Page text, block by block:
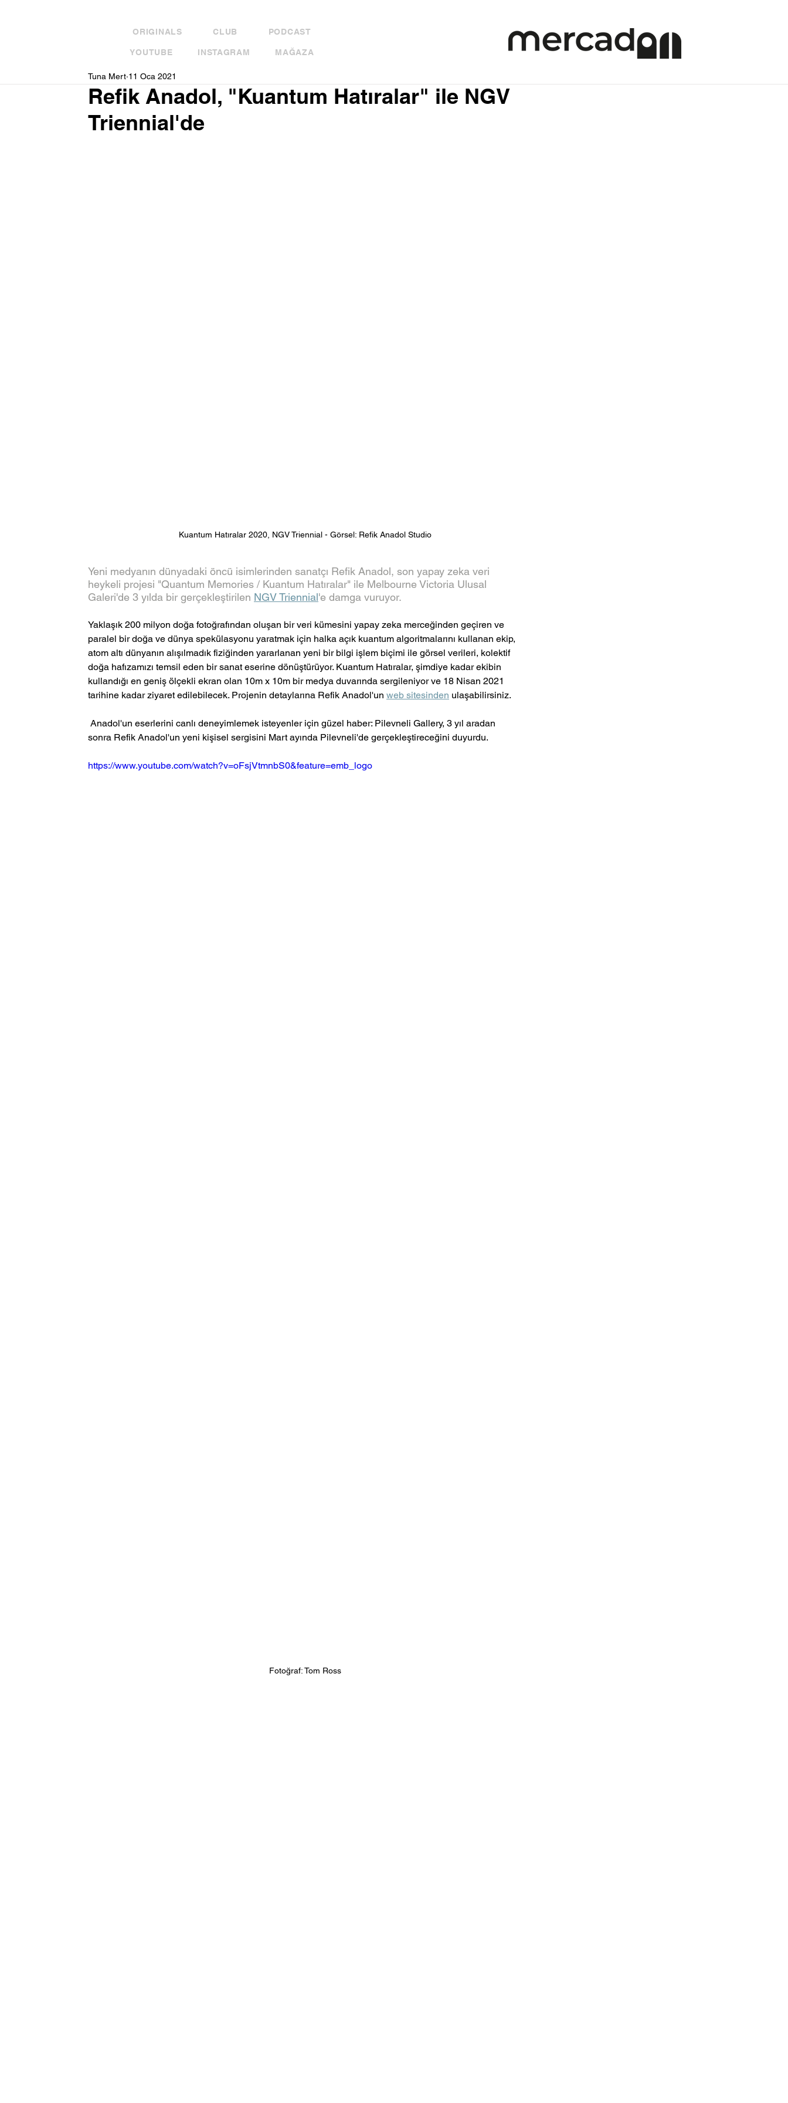
ORIGINALS CLUB PODCAST
YOUTUBE INSTAGRAM MAĞAZA
Refik Anadol, "Kuantum Hatıralar" ile NGV
Triennial'de
Tuna Mert 11 Oca 2021
Kuantum Hatıralar 2020, NGV Triennial - Görsel: Refik Anadol Studio
Yeni medyanın dünyadaki öncü isimlerinden sanatçı Refik Anadol, son yapay zeka veri
heykeli projesi "Quantum Memories / Kuantum Hatıralar" ile Melbourne Victoria Ulusal
Galeri'de 3 yılda bir gerçekleştirilen NGV Triennial'e damga vuruyor.
Yaklaşık 200 milyon doğa fotoğrafından oluşan bir veri kümesini yapay zeka merceğinden geçiren ve
paralel bir doğa ve dünya spekülasyonu yaratmak için halka açık kuantum algoritmalarını kullanan ekip,
atom altı dünyanın alışılmadık fiziğinden yararlanan yeni bir bilgi işlem biçimi ile görsel verileri, kolektif
doğa hafızamızı temsil eden bir sanat eserine dönüştürüyor. Kuantum Hatıralar, şimdiye kadar ekibin
kullandığı en geniş ölçekli ekran olan 10m x 10m bir medya duvarında sergileniyor ve 18 Nisan 2021
tarihine kadar ziyaret edilebilecek. Projenin detaylarına Refik Anadol'un web sitesinden ulaşabilirsiniz.
sonra Refik Anadol'un yeni kişisel sergisini Mart ayında Pilevneli'de gerçekleştireceğini duyurdu.
https://www.youtube.com/watch?v=oFsjVtmnbS0&feature=emb_logo
Fotoğraf: Tom Ross